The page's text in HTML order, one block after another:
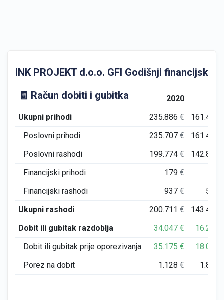
INK PROJEKT d.o.o. GFI Godišnji financijski
🧾 Račun dobiti i gubitka
2020
Ukupni prihodi
235.886€ 161.432
Poslovni prihodi
235.707€ 161.430
Poslovni rashodi
199.774€ 142.890
Financijski prihodi
179€
Financijski rashodi
937€ 537
Ukupni rashodi
200.711€ 143.427
Dobit ili gubitak razdoblja
34.047€ 16.200
Dobit ili gubitak prije oporezivanja
35.175€ 18.005
Porez na dobit
1.128€ 1.805